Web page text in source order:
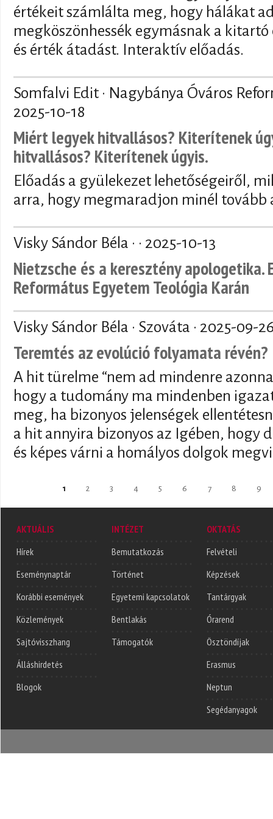
értékeit számlálta meg, hogy hálákat
megköszönhessék egymásnak a
és érték átadást. Interaktív előadás.
Somfalvi Edit · Nagybánya Óváros
2025-10-18
Miért legyek hitvallásos? Kiterítenek
hitvallásos? Kiterítenek úgyis.
Előadás a gyülekezet lehetőségeiről,
arra, hogy megmaradjon minél tovább
Visky Sándor Béla · · 2025-10-13
Nietzsche és a keresztény apologetika.
Református Egyetem Teológia Karán
Visky Sándor Béla · Szováta · 2025-09-
Teremtés az evolúció folyamata révén?
A hit türelme “nem ad mindenre
hogy a tudomány ma mindenben
meg, ha bizonyos jelenségek
a hit annyira bizonyos az Igében, hogy
és képes várni a homályos dolgok
1 2 3 4 5 6 7 8 9
AKTUÁLIS
Hírek
Eseménynaptár
Korábbi események
Közlemények
Sajtóvisszhang
Álláshirdetés
Blogok
INTÉZET
Bemutatkozás
Történet
Egyetemi kapcsolatok
Bentlakás
Támogatók
OKTATÁS
Felvételi
Képzések
Tantárgyak
Órarend
Ösztöndíjak
Erasmus
Neptun
Segédanyagok